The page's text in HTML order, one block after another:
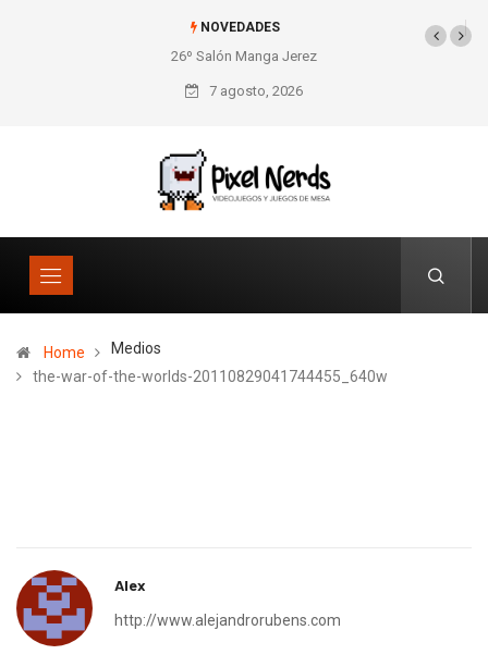
NOVEDADES
26º Salón Manga Jerez
7 agosto, 2026
Home
Medios
the-war-of-the-worlds-20110829041744455_640w
Alex
http://www.alejandrorubens.com